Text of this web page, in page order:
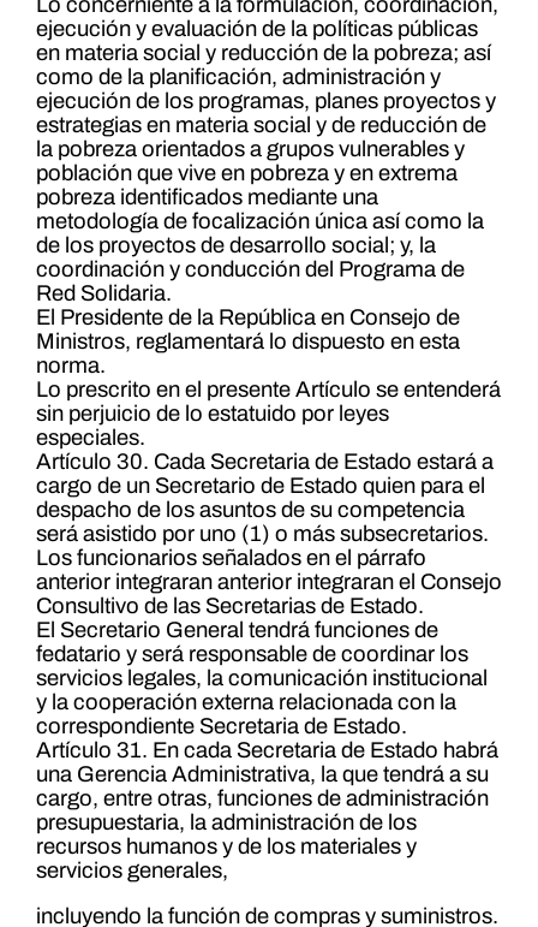
ejecución y evaluación de la políticas públicas
en materia social y reducción de la pobreza; así
como de la planificación, administración y
ejecución de los programas, planes proyectos y
estrategias en materia social y de reducción de
la pobreza orientados a grupos vulnerables y
población que vive en pobreza y en extrema
pobreza identificados mediante una
metodología de focalización única así como la
de los proyectos de desarrollo social; y, la
coordinación y conducción del Programa de
Red Solidaria.
El Presidente de la República en Consejo de
Ministros, reglamentará lo dispuesto en esta
norma.
Lo prescrito en el presente Artículo se entenderá
sin perjuicio de lo estatuido por leyes
especiales.
Artículo 30. Cada Secretaria de Estado estará a
cargo de un Secretario de Estado quien para el
despacho de los asuntos de su competencia
será asistido por uno (1) o más subsecretarios.
Los funcionarios señalados en el párrafo
anterior integraran anterior integraran el Consejo
Consultivo de las Secretarias de Estado.
El Secretario General tendrá funciones de
fedatario y será responsable de coordinar los
servicios legales, la comunicación institucional
y la cooperación externa relacionada con la
correspondiente Secretaria de Estado.
Artículo 31. En cada Secretaria de Estado habrá
una Gerencia Administrativa, la que tendrá a su
cargo, entre otras, funciones de administración
presupuestaria, la administración de los
recursos humanos y de los materiales y
servicios generales,
incluyendo la función de compras y suministros.